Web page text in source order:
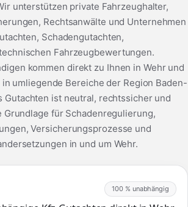
unterstützen private Fahrzeughalter,
Rechtsanwälte und Unternehmen
Schadengutachten,
Fahrzeugbewertungen.
kommen direkt zu Ihnen in Wehr und
umliegende Bereiche der Region Baden-
Gutachten ist neutral, rechtssicher und
für Schadenregulierung,
Versicherungsprozesse und
in und um Wehr.
100 % unabhängig